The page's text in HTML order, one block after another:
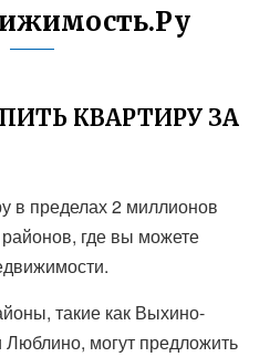
КВАРТИРУ ЗА
в пределах 2 миллионов
районов, где вы можете
такие как Выхино-
могут предложить